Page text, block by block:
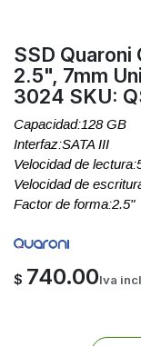
SSD Quaroni
2.5", 7mm
3024 SKU:
Capacidad:128 GB
Interfaz:SATA III
Velocidad de
Velocidad de
Factor de forma:2.5"
$ 740.00Iva